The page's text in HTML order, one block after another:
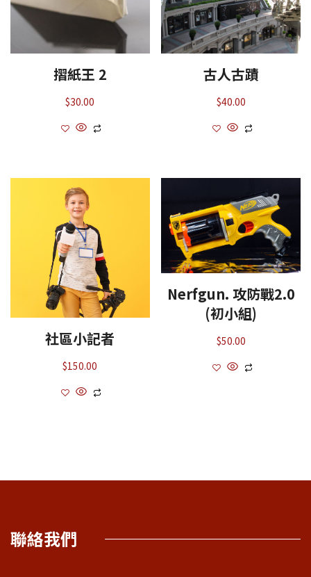
摺紙王 2
$30.00
古人古蹟
$40.00
社區小記者
$150.00
Nerfgun. 攻防戰2.0
(初小組)
$50.00
聯絡我們